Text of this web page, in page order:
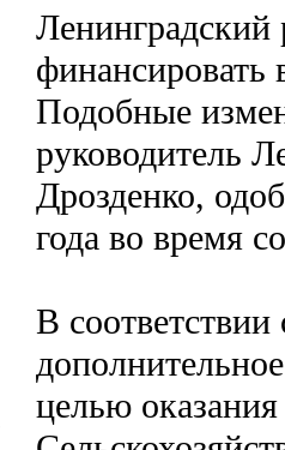
Ленинградский
Подобные
руководитель
Дрозденко,
года во время
В
целью